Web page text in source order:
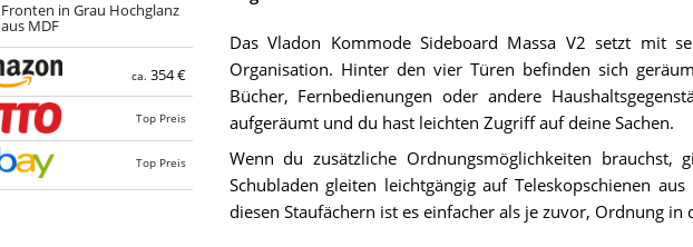
Fronten in Grau Hochglanz
aus MDF
ca.354 €
Top Preis
Top Preis
Das Vladon Kommode Sideboard Massa V2 setzt mit
Organisation. Hinter den vier Türen befinden sich
Bücher, Fernbedienungen oder andere
aufgeräumt und du hast leichten Zugriff auf deine Sachen.
Wenn du zusätzliche Ordnungsmöglichkeiten
Schubladen gleiten leichtgängig auf Teleskopschienen
diesen Staufächern ist es einfacher als je zuvor, Ordnung